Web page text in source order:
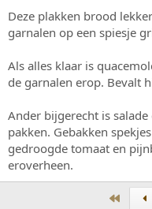
Deze plakken brood
garnalen op een spiesje
Als alles klaar is
de garnalen erop. Bevalt
Ander bijgerecht is
pakken. Gebakken
gedroogde tomaat en
eroverheen.
Eerste